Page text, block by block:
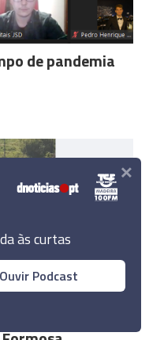
de pandemia
às curtas
Ouvir Podcast
×